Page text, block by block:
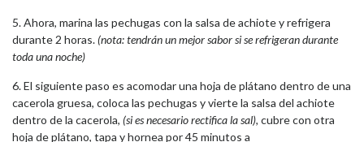
5. Ahora, marina las pechugas con la salsa de achiote y refrigera
durante 2 horas.(nota: tendrán un mejor sabor si se refrigeran durante
toda una noche)
6. El siguiente paso es acomodar una hoja de plátano dentro de una
cacerola gruesa, coloca las pechugas y vierte la salsa del achiote
dentro de la cacerola, (si es necesario rectifica la sal), cubre con otra
hoja de plátano, tapa y hornea por 45 minutos a